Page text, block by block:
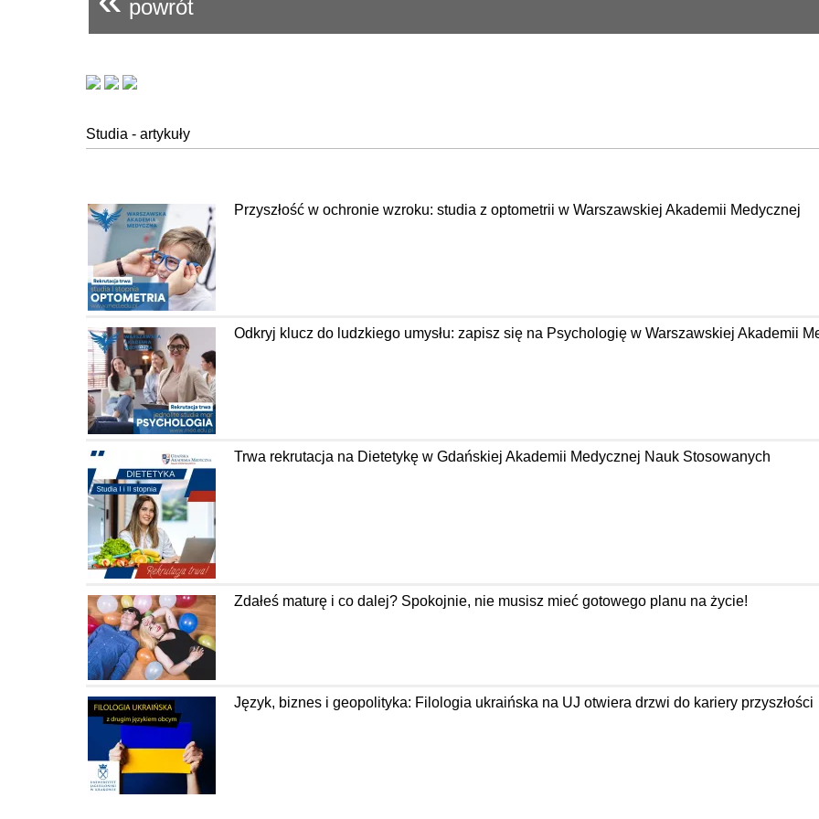
powrót
Studia - artykuły
Przyszłość w ochronie wzroku: studia z optometrii w Warszawskiej Akademii Medycznej
Odkryj klucz do ludzkiego umysłu: zapisz się na Psychologię w Warszawskiej Akademii
Trwa rekrutacja na Dietetykę w Gdańskiej Akademii Medycznej Nauk Stosowanych
Zdałeś maturę i co dalej? Spokojnie, nie musisz mieć gotowego planu na życie!
Język, biznes i geopolityka: Filologia ukraińska na UJ otwiera drzwi do kariery przyszłości